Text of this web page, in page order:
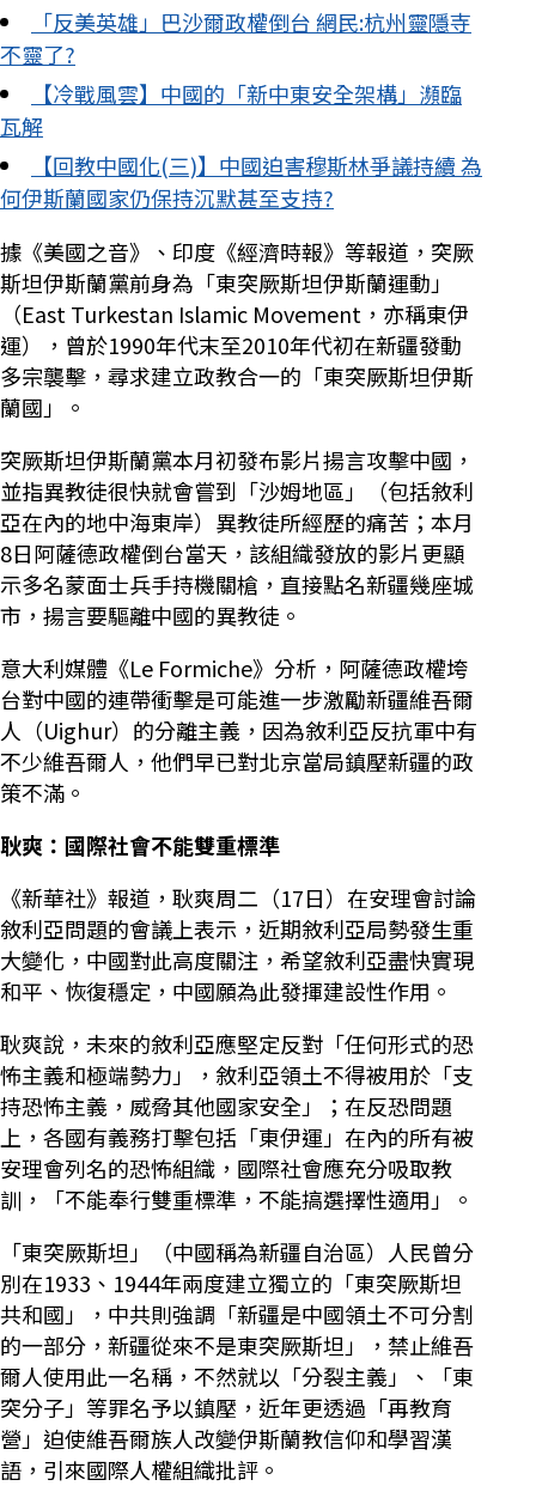
「反美英雄」巴沙爾政權倒台 網民:杭州靈隱寺
不靈了?
【冷戰風雲】中國的「新中東安全架構」瀕臨
瓦解
【回教中國化(三)】中國迫害穆斯林爭議持續 為
何伊斯蘭國家仍保持沉默甚至支持?
據《美國之音》、印度《經濟時報》等報道，突厥
斯坦伊斯蘭黨前身為「東突厥斯坦伊斯蘭運動」
（East Turkestan Islamic Movement，亦稱東伊
運），曾於1990年代末至2010年代初在新疆發動
多宗襲擊，尋求建立政教合一的「東突厥斯坦伊斯
蘭國」。
突厥斯坦伊斯蘭黨本月初發布影片揚言攻擊中國，
並指異教徒很快就會嘗到「沙姆地區」（包括敘利
亞在內的地中海東岸）異教徒所經歷的痛苦；本月
8日阿薩德政權倒台當天，該組織發放的影片更顯
示多名蒙面士兵手持機關槍，直接點名新疆幾座城
市，揚言要驅離中國的異教徒。
意大利媒體《Le Formiche》分析，阿薩德政權垮
台對中國的連帶衝擊是可能進一步激勵新疆維吾爾
人（Uighur）的分離主義，因為敘利亞反抗軍中有
不少維吾爾人，他們早已對北京當局鎮壓新疆的政
策不滿。
耿爽：國際社會不能雙重標準
《新華社》報道，耿爽周二（17日）在安理會討論
敘利亞問題的會議上表示，近期敘利亞局勢發生重
大變化，中國對此高度關注，希望敘利亞盡快實現
和平、恢復穩定，中國願為此發揮建設性作用。
耿爽說，未來的敘利亞應堅定反對「任何形式的恐
怖主義和極端勢力」，敘利亞領土不得被用於「支
持恐怖主義，威脅其他國家安全」；在反恐問題
上，各國有義務打擊包括「東伊運」在內的所有被
安理會列名的恐怖組織，國際社會應充分吸取教
訓，「不能奉行雙重標準，不能搞選擇性適用」。
「東突厥斯坦」（中國稱為新疆自治區）人民曾分
別在1933、1944年兩度建立獨立的「東突厥斯坦
共和國」，中共則強調「新疆是中國領土不可分割
的一部分，新疆從來不是東突厥斯坦」，禁止維吾
爾人使用此一名稱，不然就以「分裂主義」、「東
突分子」等罪名予以鎮壓，近年更透過「再教育
營」迫使維吾爾族人改變伊斯蘭教信仰和學習漢
語，引來國際人權組織批評。